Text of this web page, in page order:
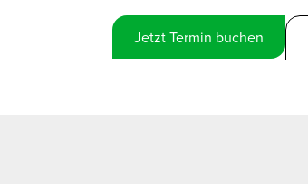
Jetzt Termin buchen